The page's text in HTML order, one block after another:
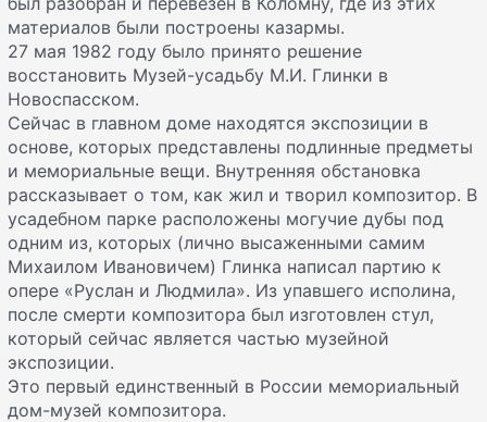
материалов были построены казармы.
27 мая 1982 году было принято решение
восстановить Музей-усадьбу М.И. Глинки в
Новоспасском.
Сейчас в главном доме находятся экспозиции в
основе, которых представлены подлинные предметы
и мемориальные вещи. Внутренняя обстановка
рассказывает о том, как жил и творил композитор. В
усадебном парке расположены могучие дубы под
одним из, которых (лично высаженными самим
Михаилом Ивановичем) Глинка написал партию к
опере «Руслан и Людмила». Из упавшего исполина,
после смерти композитора был изготовлен стул,
который сейчас является частью музейной
экспозиции.
Это первый единственный в России мемориальный
дом-музей композитора.